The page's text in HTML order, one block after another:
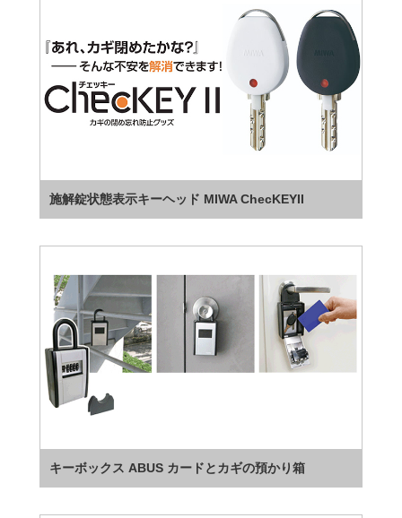
施解錠状態表示キーヘッド MIWA ChecKEYII
キーボックス ABUS カードとカギの預かり箱